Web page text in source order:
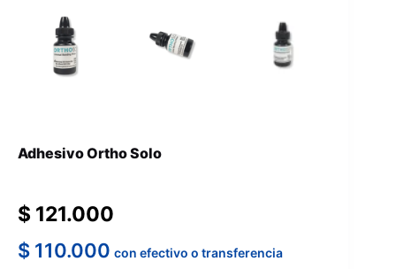
Adhesivo Ortho Solo
$ 121.000
$ 110.000 con efectivo o transferencia